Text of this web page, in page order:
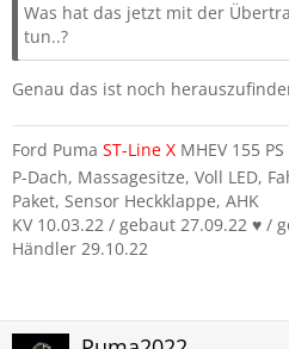
Was hat das jetzt mit der
tun..?
Genau das ist noch
Ford Puma ST-Line X MHEV 155
P-Dach, Massagesitze, Voll LED,
Paket, Sensor Heckklappe, AHK
KV 10.03.22 / gebaut 27.09.22 ♥️ /
Händler 29.10.22